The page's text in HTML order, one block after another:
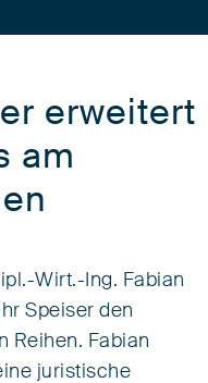
erweitert
am
Wirt.-Ing. Fabian
Speiser den
Reihen. Fabian
juristische